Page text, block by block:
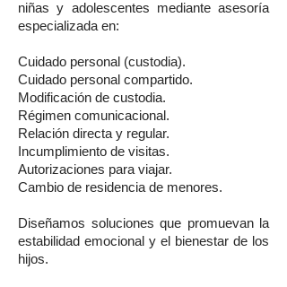
niñas y adolescentes mediante asesoría
especializada en:
Cuidado personal (custodia).
Cuidado personal compartido.
Modificación de custodia.
Régimen comunicacional.
Relación directa y regular.
Incumplimiento de visitas.
Autorizaciones para viajar.
Cambio de residencia de menores.
Diseñamos soluciones que promuevan la
estabilidad emocional y el bienestar de los
hijos.